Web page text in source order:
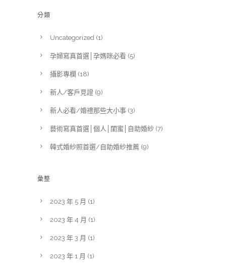
分類
Uncategorized (1)
孕婦寫真首選│孕媽咪必看 (5)
攝影專欄 (18)
新人/客戶見證 (9)
新人必看/婚禮那些大小事 (3)
藝術寫真首選│個人│閨蜜│自助婚紗 (7)
韓式婚紗照首選/自助婚紗推薦 (9)
彙整
2023 年 5 月 (1)
2023 年 4 月 (1)
2023 年 3 月 (1)
2023 年 1 月 (1)